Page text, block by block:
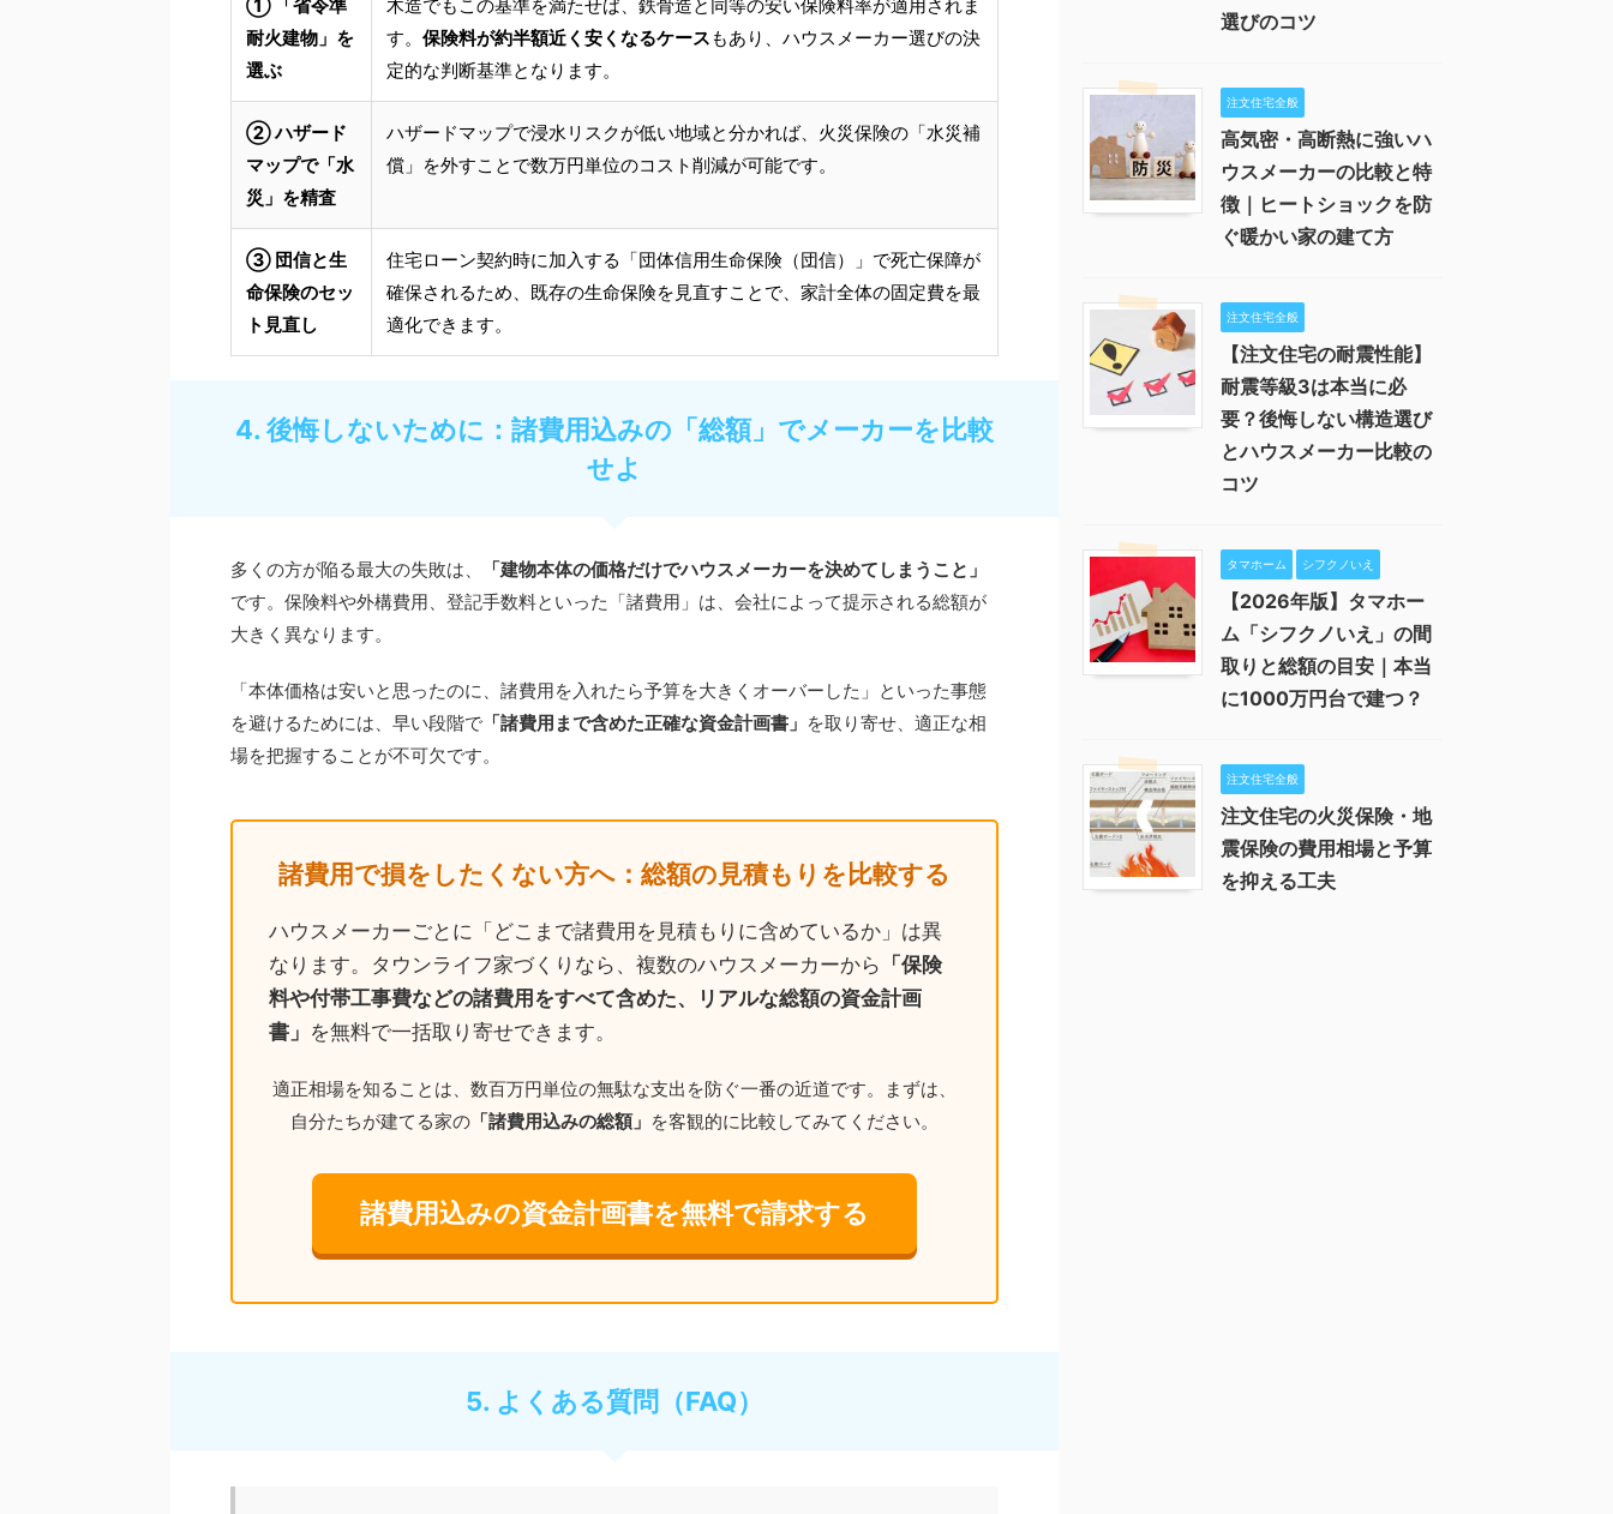
① 「省令準
耐火建物」を
選ぶ
木造でもこの基準を満たせば、鉄骨造と同等の安い保険料率が適用されま
す。 保険料が約半額近く安くなるケースもあり、ハウスメーカー選びの決
定的な判断基準となります。
② ハザード
マップで「水
災」を精査
ハザードマップで浸水リスクが低い地域と分かれば、火災保険の「水災補
償」を外すことで数万円単位のコスト削減が可能です。
③ 団信と生
命保険のセッ
ト見直し
住宅ローン契約時に加入する「団体信用生命保険（団信）」で死亡保障が
確保されるため、既存の生命保険を見直すことで、家計全体の固定費を最
適化できます。
4. 後悔しないために：諸費用込みの「総額」でメーカーを比較
せよ
多くの方が陥る最大の失敗は、
「建物本体の価格だけでハウスメーカーを決めてしまうこと」
です。保険料や外構費用、登記手数料といった「諸費用」は、会社によって提示される総額が
大きく異なります。
「本体価格は安いと思ったのに、諸費用を入れたら予算を大きくオーバーした」といった事態
を避けるためには、早い段階で 「諸費用まで含めた正確な資金計画書」 を取り寄せ、適正な相
場を把握することが不可欠です。
諸費用で損をしたくない方へ：総額の見積もりを比較する
ハウスメーカーごとに「どこまで諸費用を見積もりに含めているか」は異
なります。タウンライフ家づくりなら、複数のハウスメーカーから 「保険
料や付帯工事費などの諸費用をすべて含めた、リアルな総額の資金計画
書」 を無料で一括取り寄せできます。
適正相場を知ることは、数百万円単位の無駄な支出を防ぐ一番の近道です。まずは、
自分たちが建てる家の 「諸費用込みの総額」 を客観的に比較してみてください。
諸費用込みの資金計画書を無料で請求する
5. よくある質問（FAQ）
選びのコツ
注文住宅全般
高気密・高断熱に強いハ
ウスメーカーの比較と特
徴｜ヒートショックを防
ぐ暖かい家の建て方
注文住宅全般
【注文住宅の耐震性能】
耐震等級3は本当に必
要？後悔しない構造選び
とハウスメーカー比較の
コツ
タマホーム シフクノいえ
【2026年版】タマホー
ム「シフクノいえ」の間
取りと総額の目安｜本当
に1000万円台で建つ？
注文住宅全般
注文住宅の火災保険・地
震保険の費用相場と予算
を抑える工夫